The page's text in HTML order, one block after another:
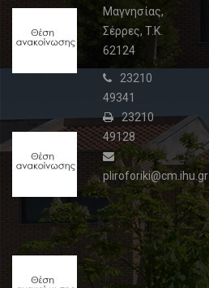
ανακοίνωσης
02
Θέση
ανακοίνωσης
2
09
Ιουλίου,
2015
Θέση
ανακοίνωσης
Μαγνησίας,
Σέρρες, T.K.
62124
23210
49341
23210
49128
pliroforiki@cm.ihu.gr